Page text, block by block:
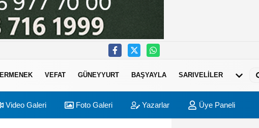
ERMENEK VEFAT GÜNEYYURT BAŞYAYLA SARIVELİLER
Video Galeri Foto Galeri Yazarlar Üye Paneli